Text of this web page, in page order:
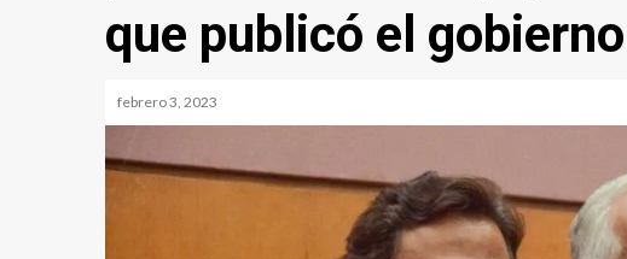
que publicó el gobierno
febrero 3, 2023